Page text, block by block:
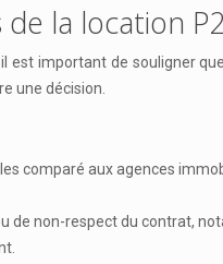
la location
est important de souligner
une décision.
comparé aux agences
de non-respect du contrat,